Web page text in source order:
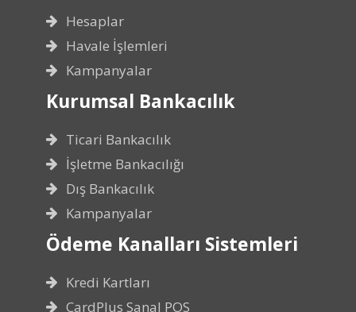
Hesaplar
Havale İşlemleri
Kampanyalar
Kurumsal Bankacılık
Ticari Bankacılık
İşletme Bankacılığı
Dış Bankacılık
Kampanyalar
Ödeme Kanalları Sistemleri
Kredi Kartları
CardPlus Sanal POS